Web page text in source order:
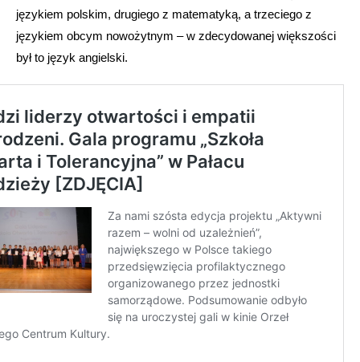
językiem polskim, drugiego z matematyką, a trzeciego z
językiem obcym nowożytnym – w zdecydowanej większości
był to język angielski.